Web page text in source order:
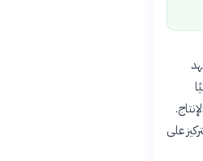
فهد
محليًا
على